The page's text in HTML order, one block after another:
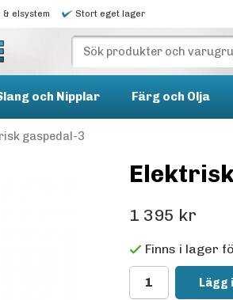
elsystem Stort eget lager
och Nipplar Färg och Olja
gaspedal-3
1 395 kr
Finns i lager
Lägg